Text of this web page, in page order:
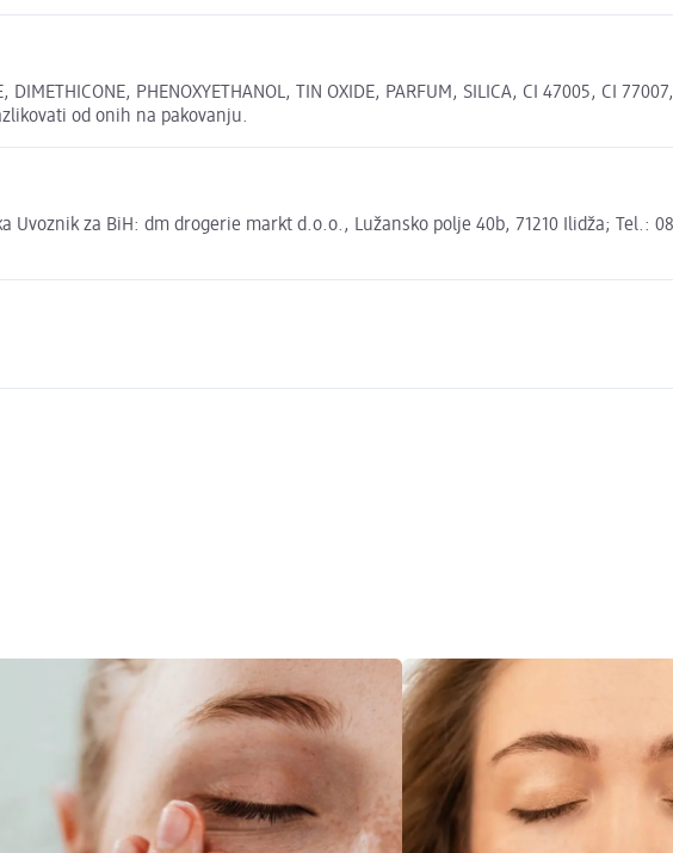
DIMETHICONE, PHENOXYETHANOL, TIN OXIDE, PARFUM, SILICA, CI 47005, CI
od onih na pakovanju.
za BiH: dm drogerie markt d.o.o., Lužansko polje 40b, 71210 Ilidža; Tel.: